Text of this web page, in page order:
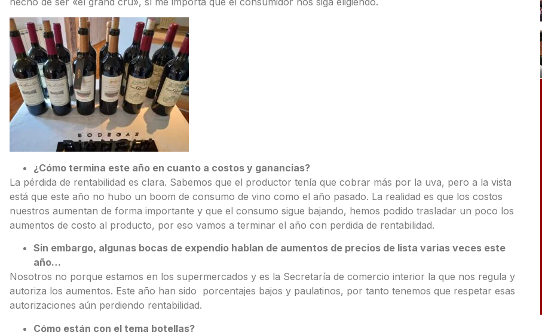
¿Cómo termina este año en cuanto a costos y ganancias?
La pérdida de rentabilidad es clara. Sabemos que el productor tenía que cobrar más por la uva, pero a la vista
está que este año no hubo un boom de consumo de vino como el año pasado. La realidad es que los costos
nuestros aumentan de forma importante y que el consumo sigue bajando, hemos podido trasladar un poco los
aumentos de costo al producto, por eso vamos a terminar el año con perdida de rentabilidad.
Sin embargo, algunas bocas de expendio hablan de aumentos de precios de lista varias veces este
año…
Nosotros no porque estamos en los supermercados y es la Secretaría de comercio interior la que nos regula y
autoriza los aumentos. Este año han sido porcentajes bajos y paulatinos, por tanto tenemos que respetar esas
autorizaciones aún perdiendo rentabilidad.
Cómo están con el tema botellas?